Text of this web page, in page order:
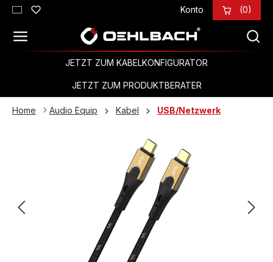
Zum Hauptinhalt springen Konto (0)
JETZT ZUM KABELKONFIGURATOR
JETZT ZUM PRODUKTBERATER
Home Audio Equip Kabel USB/Netzwerk